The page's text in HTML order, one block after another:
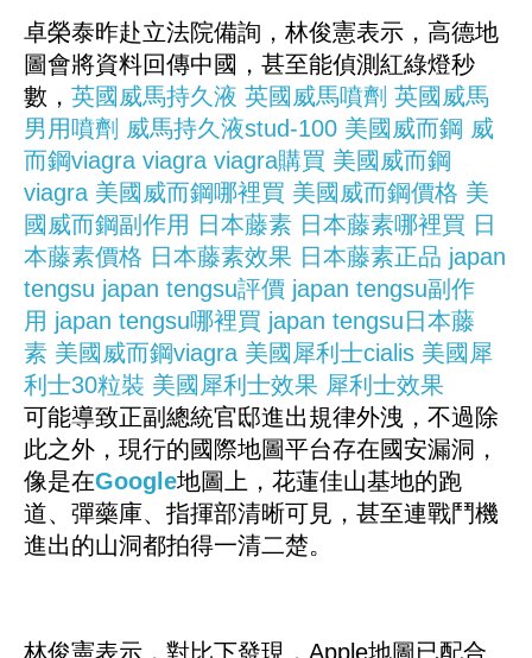
卓榮泰昨赴立法院備詢，林俊憲表示，高德地
圖會將資料回傳中國，甚至能偵測紅綠燈秒
數， 英國威馬持久液 英國威馬噴劑 英國威馬
男用噴劑 威馬持久液stud-100 美國威而鋼 威
而鋼viagra viagra viagra購買 美國威而鋼
viagra 美國威而鋼哪裡買 美國威而鋼價格 美
國威而鋼副作用 日本藤素 日本藤素哪裡買 日
本藤素價格 日本藤素效果 日本藤素正品 japan
tengsu japan tengsu評價 japan tengsu副作
用 japan tengsu哪裡買 japan tengsu日本藤
素 美國威而鋼viagra 美國犀利士cialis 美國犀
利士30粒裝 美國犀利士效果 犀利士效果
可能導致正副總統官邸進出規律外洩，不過除
此之外，現行的國際地圖平台存在國安漏洞，
像是在Google地圖上，花蓮佳山基地的跑
道、彈藥庫、指揮部清晰可見，甚至連戰鬥機
進出的山洞都拍得一清二楚。
林俊憲表示，對比下發現，Apple地圖已配合